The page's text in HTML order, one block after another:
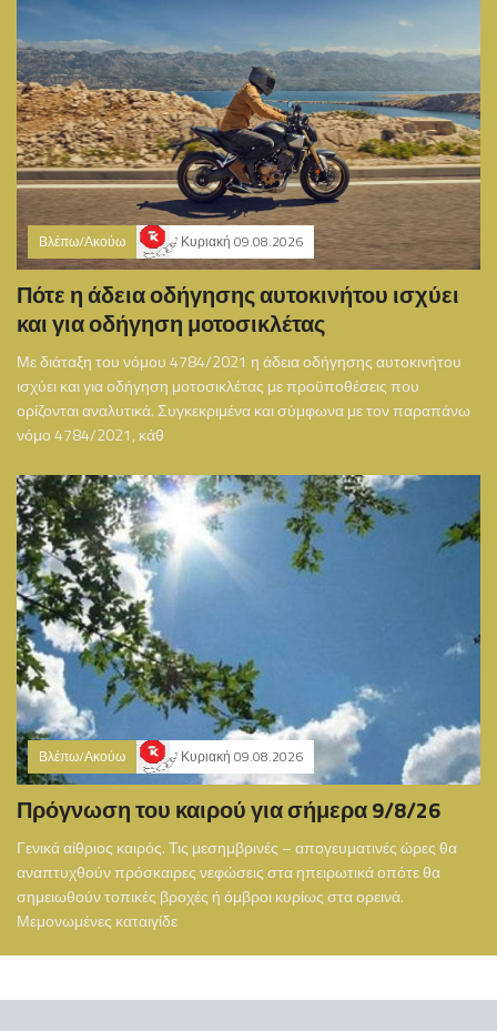
Βλέπω/Ακούω Κυριακή 09.08.2026
Πότε η άδεια οδήγησης αυτοκινήτου ισχύει
και για οδήγηση μοτοσικλέτας
Με διάταξη του νόμου 4784/2021 η άδεια οδήγησης αυτοκινήτου
ισχύει και για οδήγηση μοτοσικλέτας με προϋποθέσεις που
ορίζονται αναλυτικά. Συγκεκριμένα και σύμφωνα με τον παραπάνω
νόμο 4784/2021, κάθ
Βλέπω/Ακούω Κυριακή 09.08.2026
Πρόγνωση του καιρού για σήμερα 9/8/26
Γενικά αίθριος καιρός. Τις μεσημβρινές – απογευματινές ώρες θα
αναπτυχθούν πρόσκαιρες νεφώσεις στα ηπειρωτικά οπότε θα
σημειωθούν τοπικές βροχές ή όμβροι κυρίως στα ορεινά.
Μεμονωμένες καταιγίδε